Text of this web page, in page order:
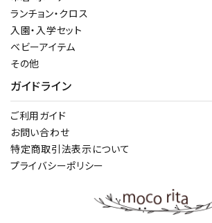
ランチョン・クロス
入園・入学セット
ベビーアイテム
その他
ガイドライン
ご利用ガイド
お問い合わせ
特定商取引法表示について
プライバシーポリシー